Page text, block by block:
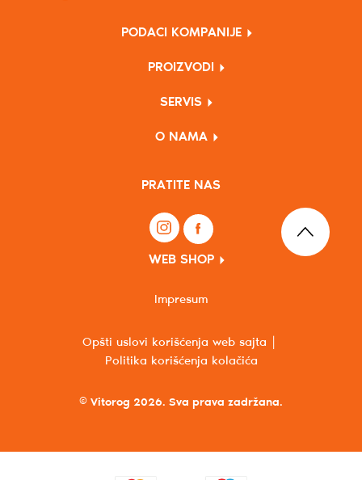
PODACI KOMPANIJE
PROIZVODI
SERVIS
O NAMA
PRATITE NAS
WEB SHOP
© Vitorog 2026. Sva prava zadržana.
Opšti uslovi korišćenja web sajta
Politika korišćenja kolačića
Impresum